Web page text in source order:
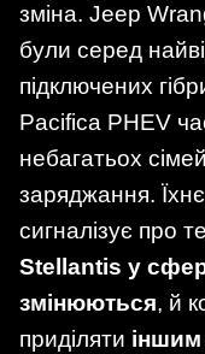
зміна. Jeep
були серед
підключених
Pacifica PHEV
небагатьох
заряджання.
сигналізує про
Stellantis у
змінюються, й
приділяти іншим